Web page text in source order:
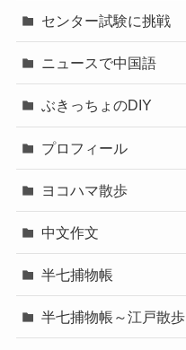
センター試験に挑戦
ニュースで中国語
ぶきっちょのDIY
プロフィール
ヨコハマ散歩
中文作文
半七捕物帳
半七捕物帳～江戸散歩